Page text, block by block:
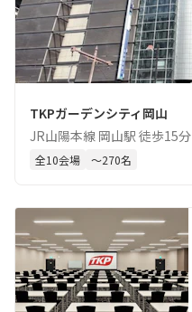
TKPガーデンシティ岡山
JR山陽本線 岡山駅 徒歩15分
全10会場 〜270名